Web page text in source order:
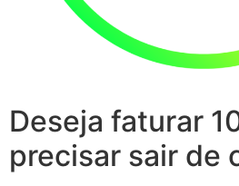
Deseja faturar
precisar sair de